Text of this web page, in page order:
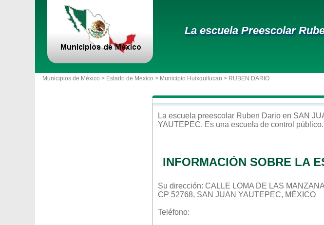
La escuela Preescolar
Municipios de México > Estado de Mexico > Municipio Huixquilucan > RUBEN DARIO
La escuela preescolar Ruben Dario en SAN
YAUTEPEC. Es una escuela de control público.
INFORMACIÓN SOBRE LA
Su dirección: CALLE LOMA DE LAS
CP 52768, SAN JUAN YAUTEPEC, MÉXICO
Teléfono: